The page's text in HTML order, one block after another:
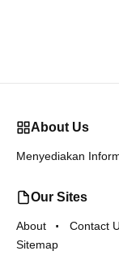
About Us
Menyediakan
Our Sites
About Contact
Sitemap